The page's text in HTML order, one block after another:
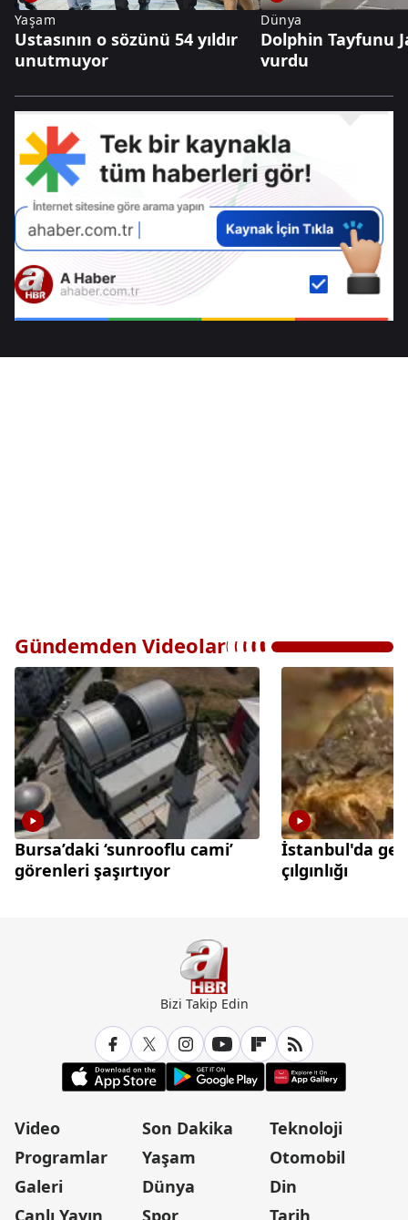
Yaşam
Ustasının o sözünü 54 yıldır
unutmuyor
Dünya
Dolphin Tayfunu
vurdu
Gündemden Videolar
Bursa’daki ‘sunrooflu cami’
görenleri şaşırtıyor
İstanbul'da
çılgınlığı
Bizi Takip Edin
Video
Programlar
Galeri
Canlı Yayın
Son Dakika
Yaşam
Dünya
Spor
Teknoloji
Otomobil
Din
Tarih